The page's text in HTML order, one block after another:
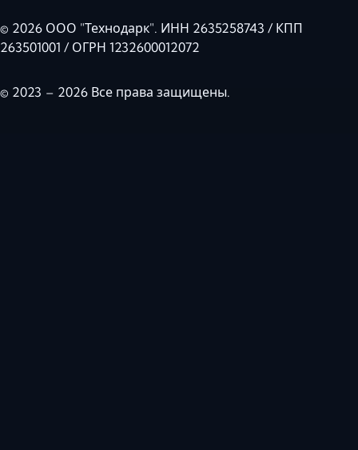
© 2026 ООО "Технодарк". ИНН 2635258743 / КПП
263501001 / ОГРН 1232600012072
© 2023 – 2026 Все права защищены.